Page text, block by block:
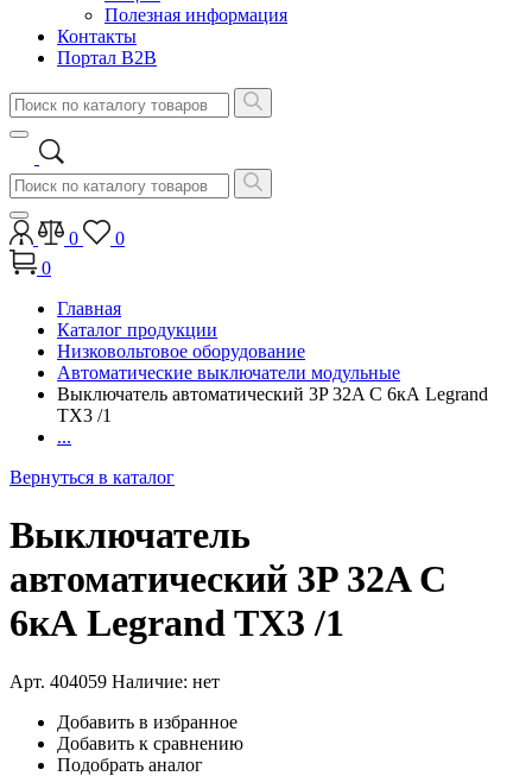
Полезная информация
Контакты
Портал B2B
0
0
0
Главная
Каталог продукции
Низковольтовое оборудование
Автоматические выключатели модульные
Выключатель автоматический 3P 32A С 6кА Legrand
TX3 /1
...
Вернуться в каталог
Выключатель
автоматический 3P 32A С
6кА Legrand TX3 /1
Арт. 404059 Наличие: нет
Добавить в избранное
Добавить к сравнению
Подобрать аналог